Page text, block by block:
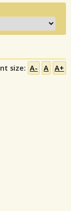
size: A- A A+